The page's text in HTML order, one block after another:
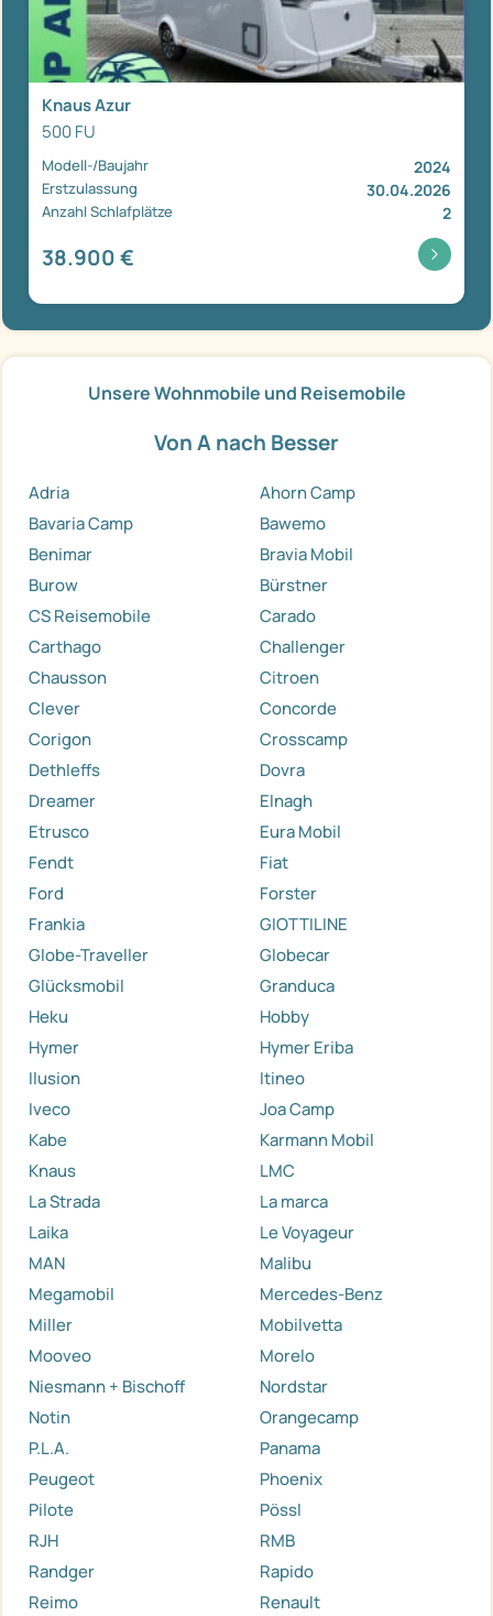
Knaus Azur
500 FU
Modell-/Baujahr 2024
Erstzulassung 30.04.2026
Anzahl Schlafplätze 2
38.900 €
Unsere Wohnmobile und Reisemobile
Von A nach Besser
Adria
Ahorn Camp
Bavaria Camp
Bawemo
Benimar
Bravia Mobil
Burow
Bürstner
CS Reisemobile
Carado
Carthago
Challenger
Chausson
Citroen
Clever
Concorde
Corigon
Crosscamp
Dethleffs
Dovra
Dreamer
Elnagh
Etrusco
Eura Mobil
Fendt
Fiat
Ford
Forster
Frankia
GIOTTILINE
Globe-Traveller
Globecar
Glücksmobil
Granduca
Heku
Hobby
Hymer
Hymer Eriba
Ilusion
Itineo
Iveco
Joa Camp
Kabe
Karmann Mobil
Knaus
LMC
La Strada
La marca
Laika
Le Voyageur
MAN
Malibu
Megamobil
Mercedes-Benz
Miller
Mobilvetta
Mooveo
Morelo
Niesmann + Bischoff
Nordstar
Notin
Orangecamp
P.L.A.
Panama
Peugeot
Phoenix
Pilote
Pössl
RJH
RMB
Randger
Rapido
Reimo
Renault